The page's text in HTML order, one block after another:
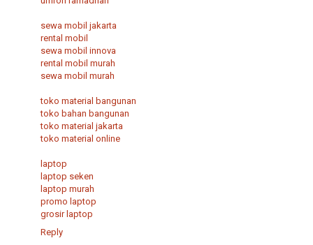
sewa mobil jakarta
rental mobil
sewa mobil innova
rental mobil murah
sewa mobil murah
toko material bangunan
toko bahan bangunan
toko material jakarta
toko material online
laptop
laptop seken
laptop murah
promo laptop
grosir laptop
Reply